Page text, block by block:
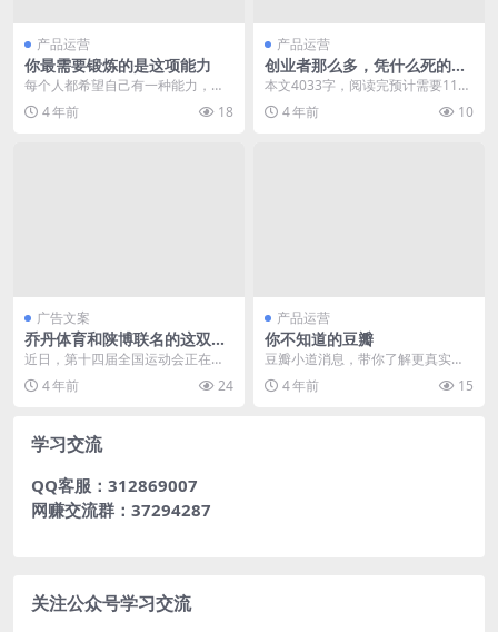
产品运营
你最需要锻炼的是这项能力
每个人都希望自己有一种能力，这
项能力最好能让我们在职场和江湖
上变得无坚不摧，那有...
4 年前 18
产品运营
创业者那么多，凭什么死的不
是你？
本文4033字，阅读完预计需要11分
钟 前段时间我在朋友圈小范围调
研，大家最最感...
4 年前 10
广告文案
乔丹体育和陕博联名的这双
鞋，穿出唐朝味儿？
近日，第十四届全国运动会正在陕
西西安举办。西安是历史闻名的汉
唐古都，大唐不夜城更...
4 年前 24
产品运营
你不知道的豆瓣
豆瓣小道消息，带你了解更真实豆
瓣。 1、豆瓣员工300人左右，其中
产品、研发、设...
4 年前 15
学习交流
QQ客服：312869007
网赚交流群：37294287
关注公众号学习交流